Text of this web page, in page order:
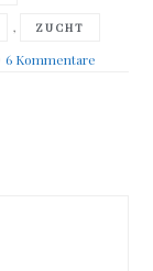
, ZUCHT
6 Kommentarezu